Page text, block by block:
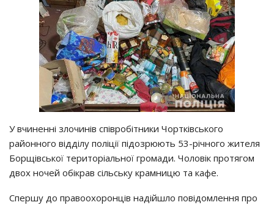
У вчиненні злочинів співробітники Чортківського
районного відділу поліції підозрюють 53-річного жителя
Борщівської територіальної громади. Чоловік протягом
двох ночей обікрав сільську крамницю та кафе.
Спершу до правоохоронців надійшло повідомлення про